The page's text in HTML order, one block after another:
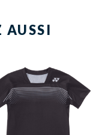
AUSSI